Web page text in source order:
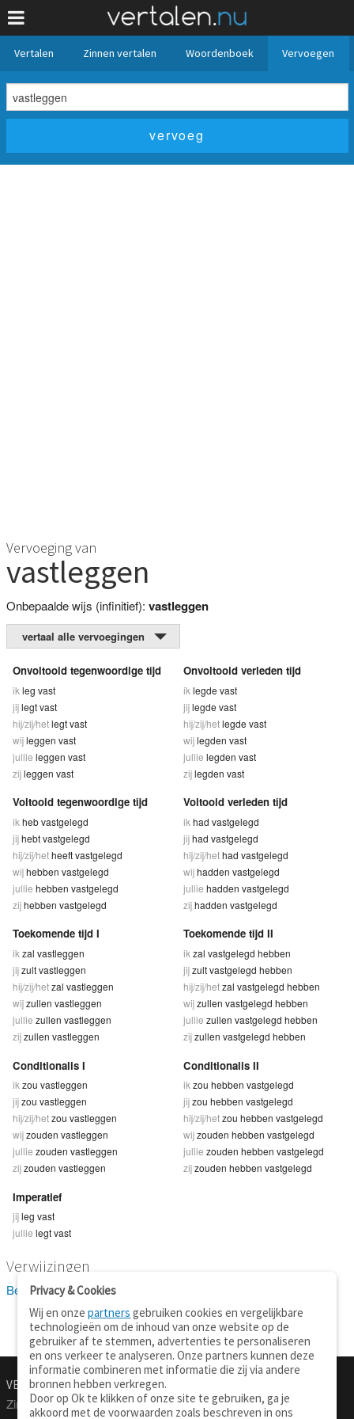
Vertalen Zinnen vertalen Woordenboek Vervoegen
Vervoeging van
vastleggen
Onbepaalde wijs (infinitief): vastleggen
vertaal alle vervoegingen
Onvoltooid tegenwoordige tijd
ik leg vast
jijlegt vast
hij/zij/hetlegt vast
wijleggen vast
jullie leggen vast
zijleggen vast
Onvoltooid verleden tijd
ik legde vast
jijlegde vast
hij/zij/hetlegde vast
wijlegden vast
jullie legden vast
zijlegden vast
Voltooid tegenwoordige tijd
ik heb vastgelegd
jijhebt vastgelegd
hij/zij/hetheeft vastgelegd
wijhebben vastgelegd
jullie hebben vastgelegd
zijhebben vastgelegd
Voltooid verleden tijd
ik had vastgelegd
jijhad vastgelegd
hij/zij/hethad vastgelegd
wijhadden vastgelegd
jullie hadden vastgelegd
zijhadden vastgelegd
Toekomende tijd I
ik zal vastleggen
jijzult vastleggen
hij/zij/hetzal vastleggen
wijzullen vastleggen
jullie zullen vastleggen
zijzullen vastleggen
Toekomende tijd II
ik zal vastgelegd hebben
jijzult vastgelegd hebben
hij/zij/hetzal vastgelegd hebben
wijzullen vastgelegd hebben
jullie zullen vastgelegd hebben
zijzullen vastgelegd hebben
Conditionalis I
ik zou vastleggen
jijzou vastleggen
hij/zij/hetzou vastleggen
wijzouden vastleggen
jullie zouden vastleggen
zijzouden vastleggen
Conditionalis II
ik zou hebben vastgelegd
jijzou hebben vastgelegd
hij/zij/hetzou hebben vastgelegd
wijzouden hebben vastgelegd
jullie zouden hebben vastgelegd
zijzouden hebben vastgelegd
Imperatief
jijleg vast
jullie legt vast
Verwijzingen
Bekijk 5 definitie(s) van vastleggen
VERTALEN.NU
Zinnen vertalen
Over deze site
Privacy & Cookies
Wij en onzepartners gebruiken cookies en vergelijkbare
technologieën om de inhoud van onze website op de
gebruiker af te stemmen, advertenties te personaliseren
en ons verkeer te analyseren. Onze partners kunnen deze
informatie combineren met informatie die zij via andere
bronnen hebben verkregen.
Door op Ok te klikken of onze site te gebruiken, ga je
akkoord met de voorwaarden zoals beschreven in ons